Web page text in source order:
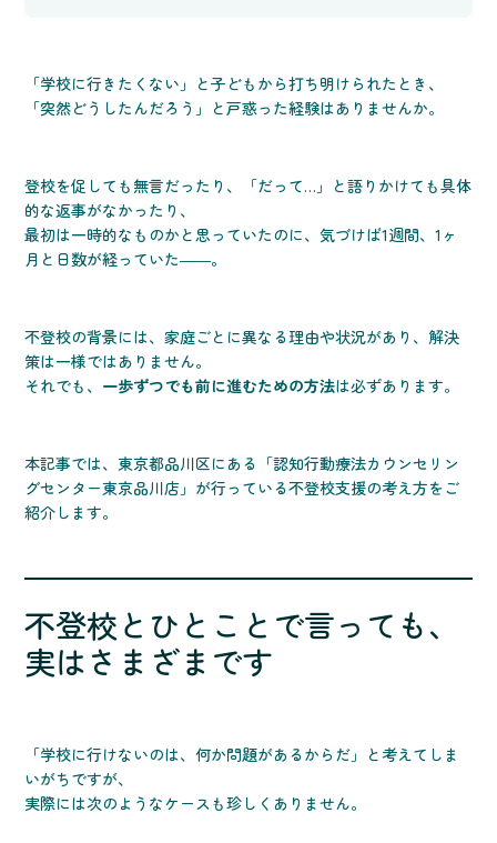
「学校に行きたくない」と子どもから打ち明けられたとき、
「突然どうしたんだろう」と戸惑った経験はありませんか。
登校を促しても無言だったり、「だって…」と語りかけても具体
的な返事がなかったり、
最初は一時的なものかと思っていたのに、気づけば1週間、1ヶ
月と日数が経っていた――。
不登校の背景には、家庭ごとに異なる理由や状況があり、解決
策は一様ではありません。
それでも、 一歩ずつでも前に進むための方法は必ずあります。
本記事では、東京都品川区にある「認知行動療法カウンセリン
グセンター東京品川店」が行っている不登校支援の考え方をご
紹介します。
不登校とひとことで言っても、
実はさまざまです
「学校に行けないのは、何か問題があるからだ」と考えてしま
いがちですが、
実際には次のようなケースも珍しくありません。